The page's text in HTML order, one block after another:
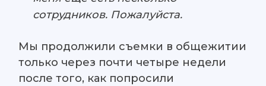
сотрудников. Пожалуйста.
Мы продолжили съемки в общежитии
только через почти четыре недели
после того, как попросили